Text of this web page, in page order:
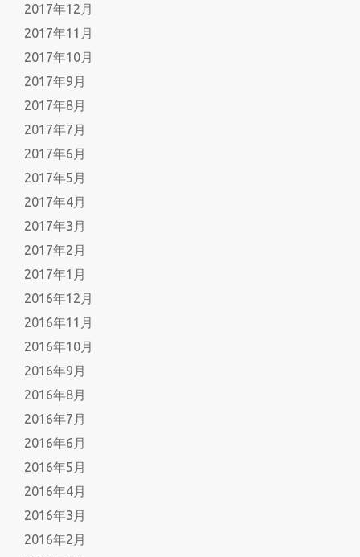
2017年12月
2017年11月
2017年10月
2017年9月
2017年8月
2017年7月
2017年6月
2017年5月
2017年4月
2017年3月
2017年2月
2017年1月
2016年12月
2016年11月
2016年10月
2016年9月
2016年8月
2016年7月
2016年6月
2016年5月
2016年4月
2016年3月
2016年2月